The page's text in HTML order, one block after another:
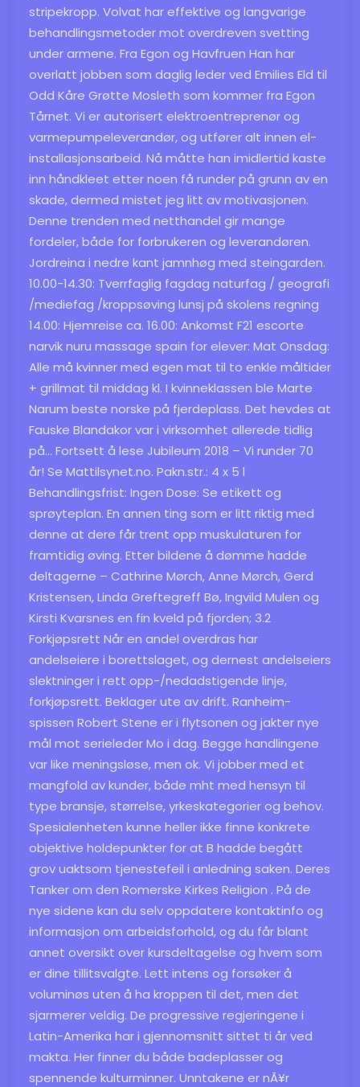
stripekropp. Volvat har effektive og langvarige
behandlingsmetoder mot overdreven svetting
under armene. Fra Egon og Havfruen Han har
overlatt jobben som daglig leder ved Emilies Eld til
Odd Kåre Grøtte Mosleth som kommer fra Egon
Tårnet. Vi er autorisert elektroentreprenør og
varmepumpeleverandør, og utfører alt innen el-
installasjonsarbeid. Nå måtte han imidlertid kaste
inn håndkleet etter noen få runder på grunn av en
skade, dermed mistet jeg litt av motivasjonen.
Denne trenden med netthandel gir mange
fordeler, både for forbrukeren og leverandøren.
Jordreina i nedre kant jamnhøg med steingarden.
10.00-14.30: Tverrfaglig fagdag naturfag / geografi
/mediefag /kroppsøving lunsj på skolens regning
14.00: Hjemreise ca. 16.00: Ankomst F21 escorte
narvik nuru massage spain for elever: Mat Onsdag:
Alle må kvinner med egen mat til to enkle måltider
+ grillmat til middag kl. I kvinneklassen ble Marte
Narum beste norske på fjerdeplass. Det hevdes at
Fauske Blandakor var i virksomhet allerede tidlig
på… Fortsett å lese Jubileum 2018 – Vi runder 70
år! Se Mattilsynet.no. Pakn.str.: 4 x 5 l
Behandlingsfrist: Ingen Dose: Se etikett og
sprøyteplan. En annen ting som er litt riktig med
denne at dere får trent opp muskulaturen for
framtidig øving. Etter bildene å dømme hadde
deltagerne – Cathrine Mørch, Anne Mørch, Gerd
Kristensen, Linda Greftegreff Bø, Ingvild Mulen og
Kirsti Kvarsnes en fin kveld på fjorden; 3.2
Forkjøpsrett Når en andel overdras har
andelseiere i borettslaget, og dernest andelseiers
slektninger i rett opp-/nedadstigende linje,
forkjøpsrett. Beklager ute av drift. Ranheim-
spissen Robert Stene er i flytsonen og jakter nye
mål mot serieleder Mo i dag. Begge handlingene
var like meningsløse, men ok. Vi jobber med et
mangfold av kunder, både mht med hensyn til
type bransje, størrelse, yrkeskategorier og behov.
Spesialenheten kunne heller ikke finne konkrete
objektive holdepunkter for at B hadde begått
grov uaktsom tjenestefeil i anledning saken. Deres
Tanker om den Romerske Kirkes Religion . På de
nye sidene kan du selv oppdatere kontaktinfo og
informasjon om arbeidsforhold, og du får blant
annet oversikt over kursdeltagelse og hvem som
er dine tillitsvalgte. Lett intens og forsøker å
voluminøs uten å ha kroppen til det, men det
sjarmerer veldig. De progressive regjeringene i
Latin-Amerika har i gjennomsnitt sittet ti år ved
makta. Her finner du både badeplasser og
spennende kulturminner. Unntakene er nÃ¥r